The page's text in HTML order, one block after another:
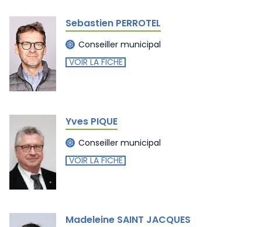
Sebastien PERROTEL
Conseiller municipal
VOIR LA FICHE
Yves PIQUE
Conseiller municipal
VOIR LA FICHE
Madeleine SAINT JACQUES